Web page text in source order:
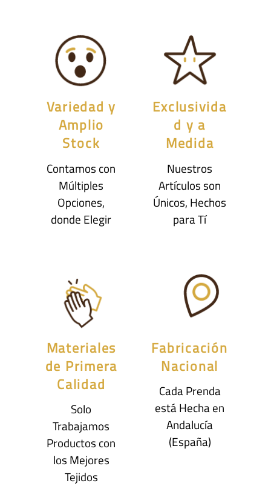
Variedad y
Amplio
Stock
Contamos con
Múltiples
Opciones,
donde Elegir
Exclusivida
d y a
Medida
Nuestros
Artículos son
Únicos, Hechos
para Tí
Materiales
de Primera
Calidad
Solo
Trabajamos
Productos con
los Mejores
Tejidos
Fabricación
Nacional
Cada Prenda
está Hecha en
Andalucía
(España)